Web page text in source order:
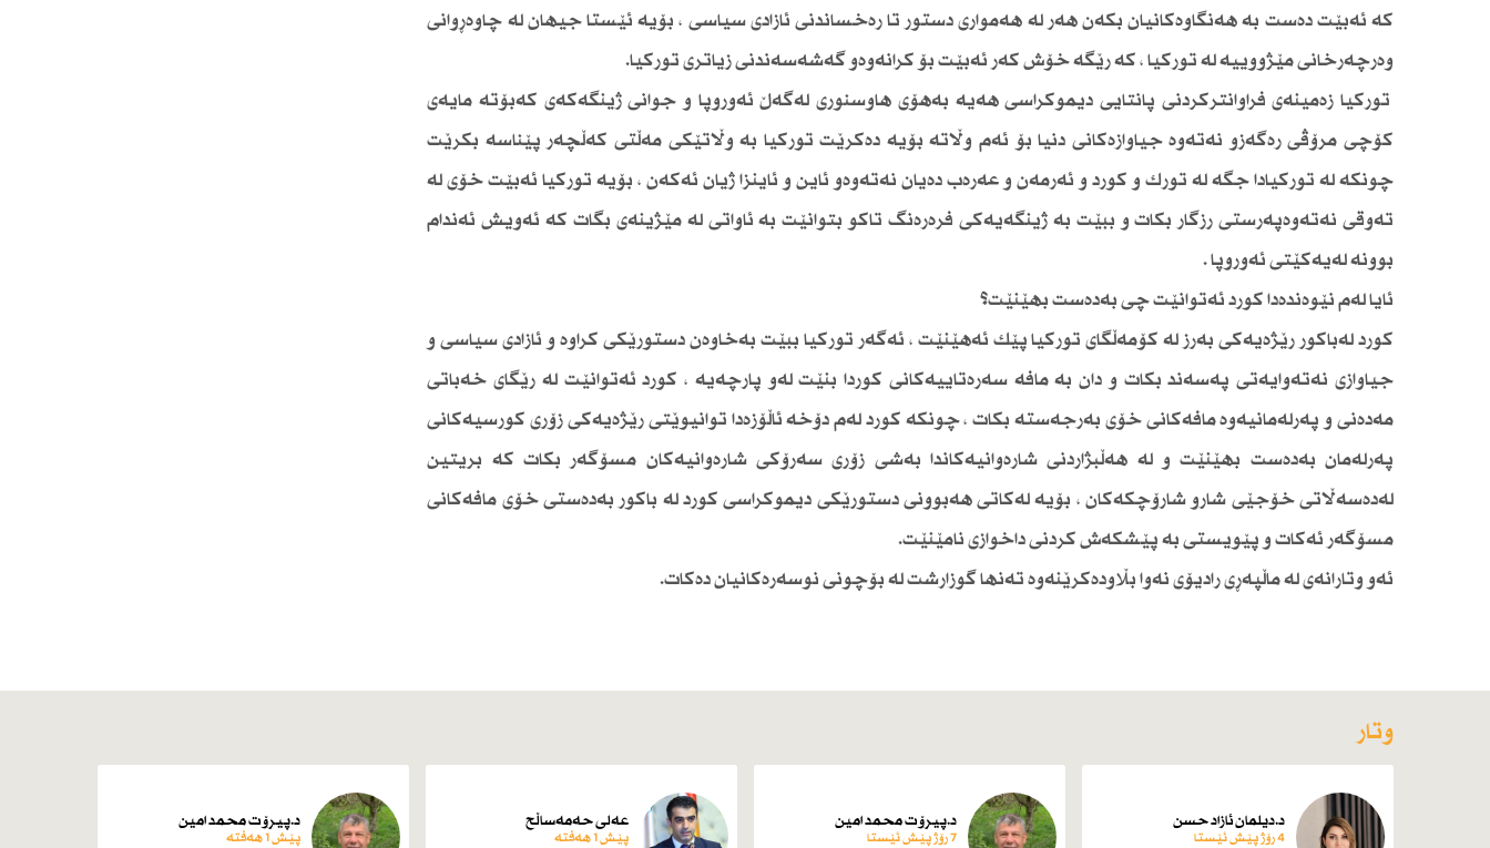
كە ئەبێت دەست بە هەنگاوەكانیان بكەن هەر لە هەمواری دستور تا رەخساندنی ئازادی سیاسی ، بۆیە ئێستا جیهان لە چاوەڕوانی
وەرچەرخانی مێژووییە لە توركیا ، كە رێگە خۆش كەر ئەبێت بۆ كرانەوەو گەشەسەندنی زیاتری توركیا.
توركیا زەمینەی فراوانتركردنی پانتایی دیموكراسی هەیە بەهۆی هاوسنوری لەگەڵ ئەوروپا و جوانی ژینگەكەی كەبۆتە مایەی
كۆچی مرۆڤی رەگەزو نەتەوە جیاوازەكانی دنیا بۆ ئەم وڵاتە بۆیە دەكرێت توركیا بە وڵاتێكی مەڵتی كەڵچەر پێناسە بكرێت
چونكە لە توركیادا جگە لە تورك و كورد و ئەرمەن و عەرەب دەیان نەتەوەو ئاین و ئاینزا ژیان ئەكەن ، بۆیە توركیا ئەبێت خۆی لە
تەوقی نەتەوەپەرستی رزگار بكات و ببێت بە ژینگەیەكی فرەرەنگ تاكو بتوانێت بە ئاواتی لە مێژینەی بگات كە ئەویش ئەندام
بوونە لەیەكێتی ئەوروپا .
ئایا لەم نێوەندەدا كورد ئەتوانێت چی بەدەست بهێنێت؟
كورد لەباكور رێژەیەكی بەرز لە كۆمەڵگای توركیا پێك ئەهێنێت ، ئەگەر توركیا ببێت بەخاوەن دستورێكی كراوە و ئازادی سیاسی و
جیاوازی نەتەوایەتی پەسەند بكات و دان بە مافە سەرەتاییەكانی كوردا بنێت لەو پارچەیە ، كورد ئەتوانێت لە رێگای خەباتی
مەدەنی و پەرلەمانیەوە مافەكانی خۆی بەرجەستە بكات ، چونكە كورد لەم دۆخە ئاڵۆزەدا توانیوێتی رێژەیەكی زۆری كورسیەكانی
پەرلەمان بەدەست بهێنێت و لە هەڵبژاردنی شارەوانیەكاندا بەشی زۆری سەرۆكی شارەوانیەكان مسۆگەر بكات كە بریتین
لەدەسەڵاتی خۆجێی شارو شارۆچكەكان ، بۆیە لەكاتی هەبوونی دستورێكی دیموكراسی كورد لە باكور بەدەستی خۆی مافەكانی
مسۆگەر ئەكات و پێویستی بە پێشكەش كردنی داخوازی نامێنێت.
ئەو وتارانەی لە ماڵپەڕی رادیۆی نەوا بڵاودەكرێنەوە تەنها گوزارشت لە بۆچونی نوسەرەكانیان دەكات.
وتار
د.دیلمان ئازاد حسن
4 رۆژ پێش ئێستا
د.پیرۆت محمد امین
7 رۆژ پێش ئێستا
عەلی حەمەساڵح
پێش 1 هەفتە
د.پیرۆت محمد امین
پێش 1 هەفتە